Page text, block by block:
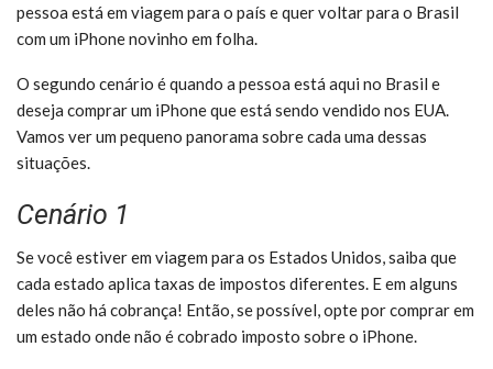
pessoa está em viagem para o país e quer voltar para o Brasil
com um iPhone novinho em folha.
O segundo cenário é quando a pessoa está aqui no Brasil e
deseja comprar um iPhone que está sendo vendido nos EUA.
Vamos ver um pequeno panorama sobre cada uma dessas
situações.
Cenário 1
Se você estiver em viagem para os Estados Unidos, saiba que
cada estado aplica taxas de impostos diferentes. E em alguns
deles não há cobrança! Então, se possível, opte por comprar em
um estado onde não é cobrado imposto sobre o iPhone.